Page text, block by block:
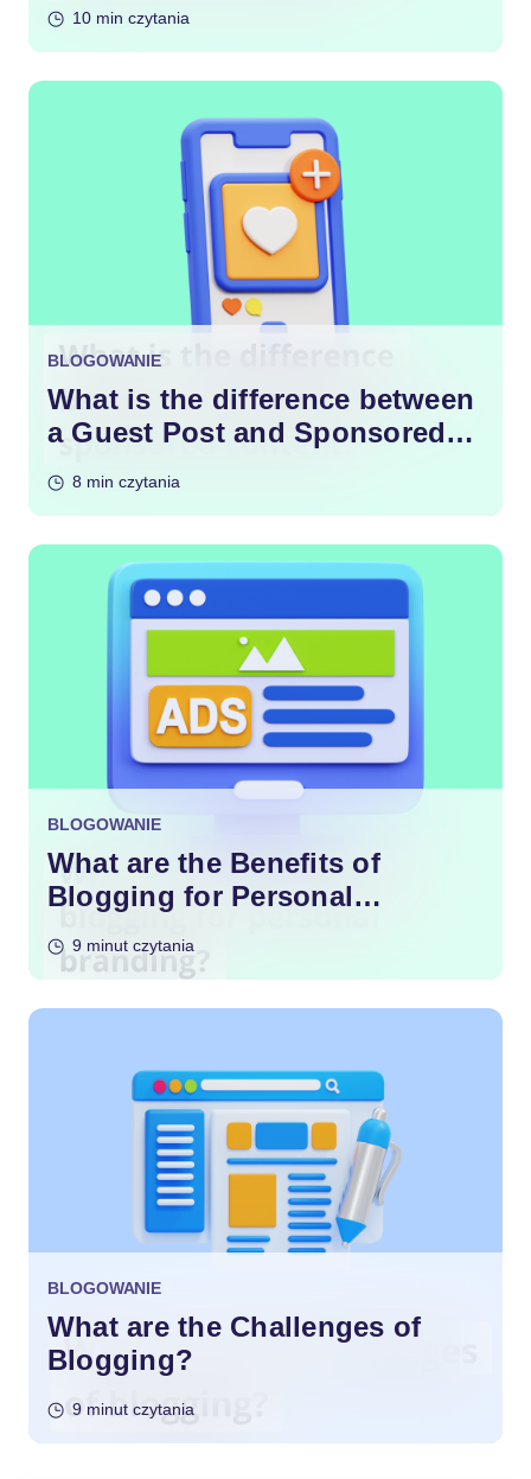
10 min czytania
BLOGOWANIE
What is the difference between
a Guest Post and Sponsored
8 min czytania
BLOGOWANIE
What are the Benefits of
Blogging for Personal
9 minut czytania
BLOGOWANIE
What are the Challenges of
Blogging?
9 minut czytania